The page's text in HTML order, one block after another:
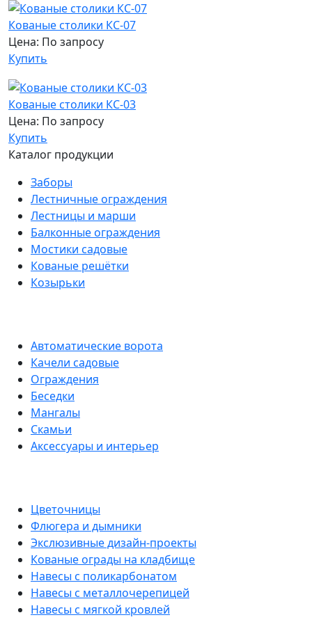
Кованые столики КС-07
Цена: По запросу
Купить
Кованые столики КС-03
Цена: По запросу
Купить
Каталог продукции
Заборы
Лестничные ограждения
Лестницы и марши
Балконные ограждения
Мостики садовые
Кованые решётки
Козырьки
Автоматические ворота
Качели садовые
Ограждения
Беседки
Мангалы
Скамьи
Аксессуары и интерьер
Цветочницы
Флюгера и дымники
Экслюзивные дизайн-проекты
Кованые ограды на кладбище
Навесы с поликарбонатом
Навесы с металлочерепицей
Навесы с мягкой кровлей